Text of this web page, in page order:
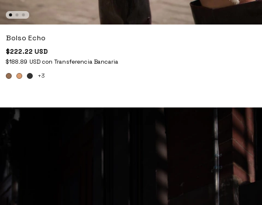
Bolso Echo
$222.22 USD
$188.89 USD con Transferencia Bancaria
+3